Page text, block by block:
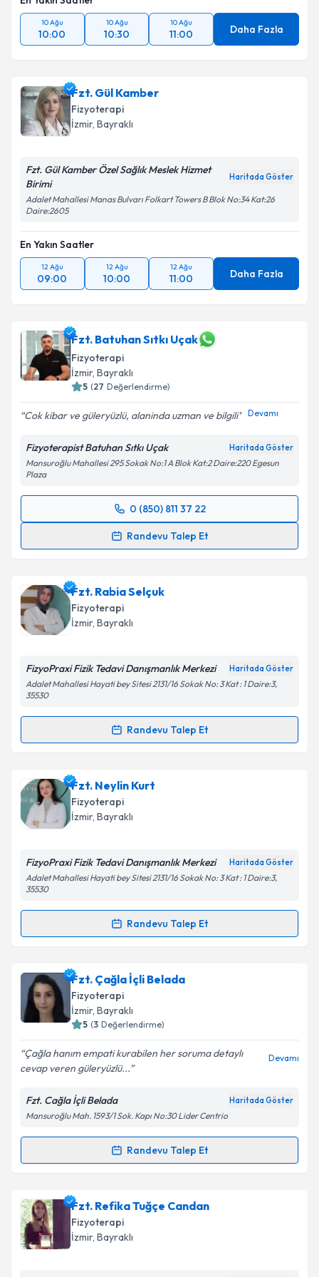
10 Ağu
10:00
10 Ağu
10:30
10 Ağu
11:00 Daha Fazla
Fzt. Gül Kamber
Fizyoterapi
İzmir, Bayraklı
Fzt. Gül Kamber Özel Sağlık Meslek Hizmet
Birimi
Haritada Göster
Adalet Mahallesi Manas Bulvarı Folkart Towers B Blok No:34 Kat:26
Daire:2605
En Yakın Saatler
12 Ağu
09:00
12 Ağu
10:00
12 Ağu
11:00 Daha Fazla
Fzt. Batuhan Sıtkı Uçak
Fizyoterapi
İzmir, Bayraklı
5 (27 Değerlendirme)
Cok kibar ve güleryüzlü, alaninda uzman ve bilgili Devamı
Fizyoterapist Batuhan Sıtkı Uçak Haritada Göster
Mansuroğlu Mahallesi 295 Sokak No:1 A Blok Kat:2 Daire:220 Egesun
Plaza
0 (850) 811 37 22
Randevu Talep Et
Randevu Takvimi Talebi
takvim hazırlandığında e-posta ile bilgilendireceğiz.
E-posta Adresiniz
Kişisel verilerimin işlenmesine ilişkinAydınlatma
kapsamda işlenmesini kabul ediyorum.
Fzt. Rabia Selçuk
Fizyoterapi
İzmir, Bayraklı
FizyoPraxi Fizik Tedavi Danışmanlık Merkezi Haritada Göster
Adalet Mahallesi Hayati bey Sitesi 2131/16 Sokak No: 3 Kat : 1 Daire:3,
35530
Randevu Talep Et
Randevu Takvimi Talebi
Fzt. Rabia Selçukiçin randevu takvimi talebi
oluşturun. Size bu uzmandan randevu almanız için bir
takvim hazırlandığında e-posta ile bilgilendireceğiz.
Kişisel verilerimin işlenmesine ilişkinAydınlatma
'ni okudum ve kişisel verilerimin belirtilen
kapsamda işlenmesini kabul ediyorum.
Takvim Talebini Gönder
Fzt. Neylin Kurt
Fizyoterapi
İzmir, Bayraklı
FizyoPraxi Fizik Tedavi Danışmanlık Merkezi Haritada Göster
Adalet Mahallesi Hayati bey Sitesi 2131/16 Sokak No: 3 Kat : 1 Daire:3,
35530
Randevu Talep Et
Randevu Takvimi Talebi
Fzt. Neylin Kurtiçin randevu takvimi talebi oluşturun.
Size bu uzmandan randevu almanız için bir takvim
hazırlandığında e-posta ile bilgilendireceğiz.
Kişisel verilerimin işlenmesine ilişkin
Aydınlatma
Metni 'ni okudum ve kişisel verilerimin belirtilen
kapsamda işlenmesini kabul ediyorum.
Fzt. Çağla İçli Belada
Fizyoterapi
İzmir, Bayraklı
5 (3 Değerlendirme)
Çağla hanım empati kurabilen her soruma detaylı
cevap veren güleryüzlü...
Devamı
Fzt. Cağla İçli Belada Haritada Göster
Mansuroğlu Mah. 1593/1 Sok. Kapı No:30 Lider Centrio
Randevu Talep Et
Randevu Takvimi Talebi
Fzt. Çağla İçli Beladaiçin randevu takvimi talebi
oluşturun. Size bu uzmandan randevu almanız için bir
takvim hazırlandığında e-posta ile bilgilendireceğiz.
Fzt. Refika Tuğçe Candan
Fizyoterapi
İzmir, Bayraklı